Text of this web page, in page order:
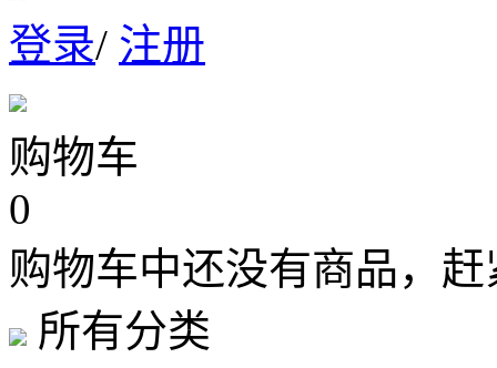
登录/ 注册
购物车
0
购物车中还没有商品，
所有分类